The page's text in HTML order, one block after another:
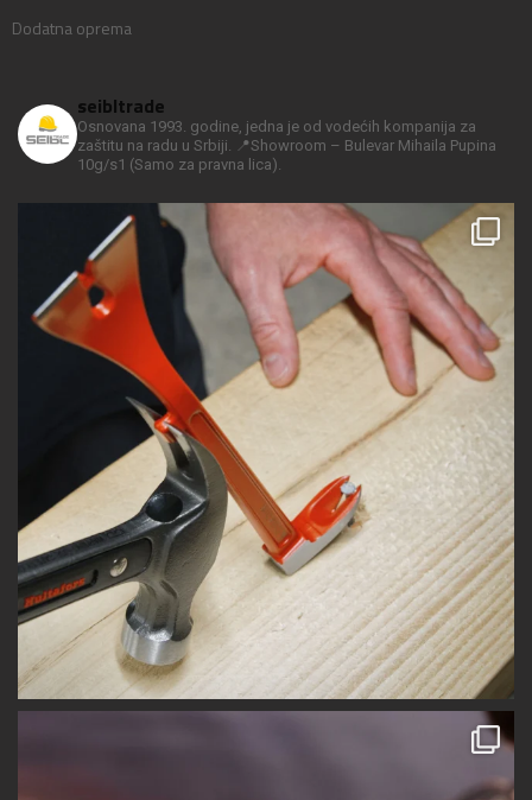
Dodatna oprema
seibltrade
Osnovana 1993. godine, jedna je od vodećih kompanija za
zaštitu na radu u Srbiji.
📍Showroom – Bulevar Mihaila Pupina
10g/s1 (Samo za pravna lica).